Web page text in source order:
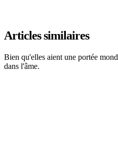
Articles similaires
Bien qu'elles aient une portée
dans l'âme.